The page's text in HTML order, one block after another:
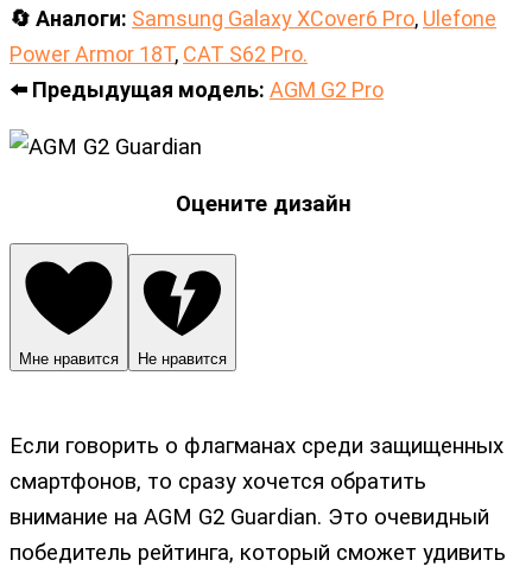
🔄 Аналоги: Samsung Galaxy XCover6 Pro, Ulefone
Power Armor 18T, CAT S62 Pro.
⬅️ Предыдущая модель: AGM G2 Pro
Оцените дизайн
Мне нравится Не нравится
Если говорить о флагманах среди защищенных
смартфонов, то сразу хочется обратить
внимание на AGM G2 Guardian. Это очевидный
победитель рейтинга, который сможет удивить